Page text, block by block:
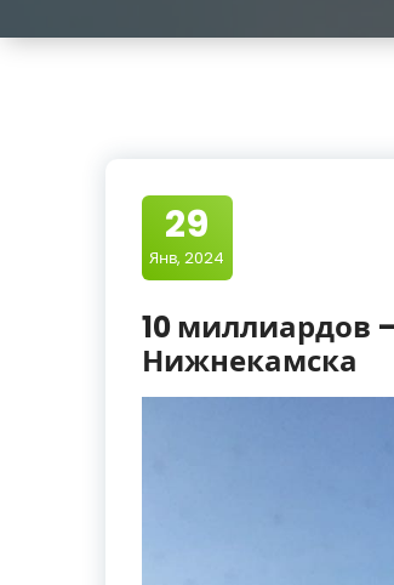
29
Янв, 2024
10 миллиардов
Нижнекамска